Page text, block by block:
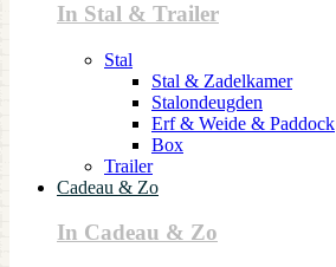
In Stal & Trailer
Stal
Stal & Zadelkamer
Stalondeugden
Erf & Weide & Paddock
Box
Trailer
Cadeau & Zo
In Cadeau & Zo